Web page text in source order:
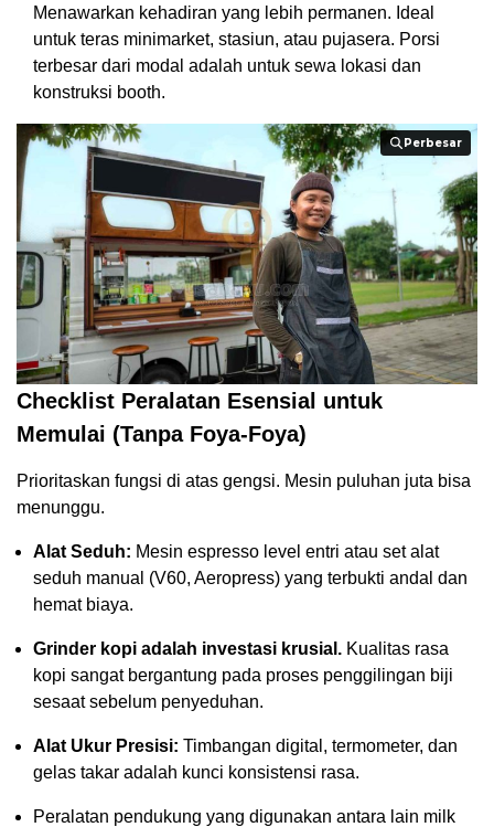
Menawarkan kehadiran yang lebih permanen. Ideal
untuk teras minimarket, stasiun, atau pujasera. Porsi
terbesar dari modal adalah untuk sewa lokasi dan
konstruksi booth.
Perbesar
Perbesar
Checklist Peralatan Esensial untuk
Memulai (Tanpa Foya-Foya)
Prioritaskan fungsi di atas gengsi. Mesin puluhan juta bisa
menunggu.
Alat Seduh: Mesin espresso level entri atau set alat
seduh manual (V60, Aeropress) yang terbukti andal dan
hemat biaya.
Grinder kopi adalah investasi krusial. Kualitas rasa
kopi sangat bergantung pada proses penggilingan biji
sesaat sebelum penyeduhan.
Alat Ukur Presisi: Timbangan digital, termometer, dan
gelas takar adalah kunci konsistensi rasa.
Peralatan pendukung yang digunakan antara lain milk